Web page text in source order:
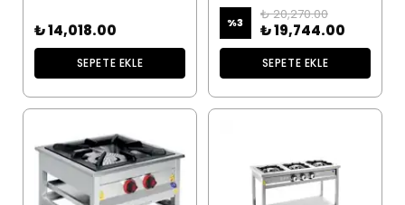
₺ 14,018.00
SEPETE EKLE
%3
₺ 20,270.00
₺ 19,744.00
SEPETE EKLE